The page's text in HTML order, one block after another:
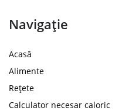
Navigație
Acasă
Alimente
Rețete
Calculator necesar caloric